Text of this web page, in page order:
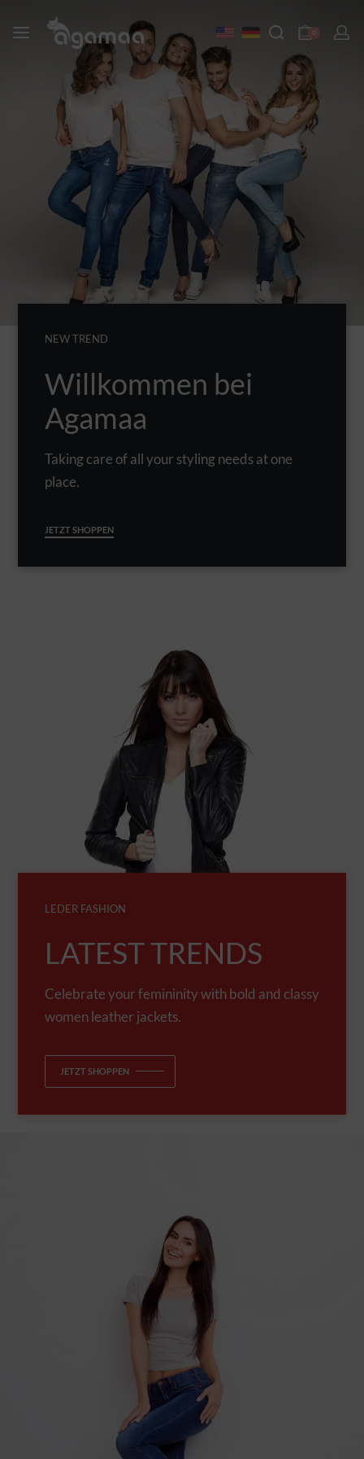
0
NEW TREND
Willkommen bei
Agamaa
Taking care of all your styling needs at one
place.
JETZT SHOPPEN
LEDER FASHION
LATEST TRENDS
Celebrate your femininity with bold and classy
women leather jackets.
JETZT SHOPPEN